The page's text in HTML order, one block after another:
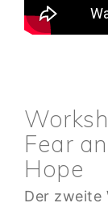
Fear
Hope
Der zweite